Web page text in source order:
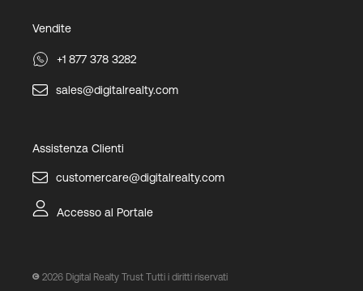
Vendite
+1 877 378 3282
sales@digitalrealty.com
Assistenza Clienti
customercare@digitalrealty.com
Accesso al Portale
2026 Digital Realty Trust Tutti i diritti riservati